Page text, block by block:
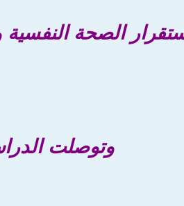
الصحة النفسية
وتوصلت